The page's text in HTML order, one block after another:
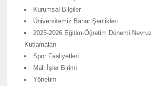
Kurumsal Bilgiler
Üniversitemiz Bahar Şenlikleri
2025-2026 Eğitim-Öğretim Dönemi
Kutlamaları
Spor Faaliyetleri
Mali İşler Birimi
Yönetim